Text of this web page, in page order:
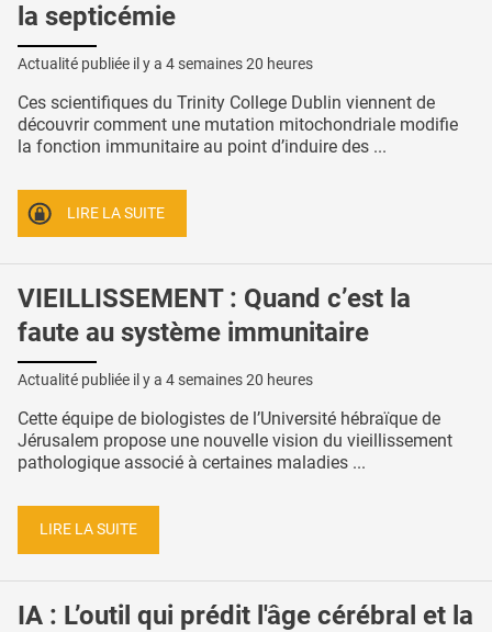
la septicémie
Actualité publiée il y a 4 semaines 20 heures
Ces scientifiques du Trinity College Dublin viennent de
découvrir comment une mutation mitochondriale modifie
la fonction immunitaire au point d’induire des ...
LIRE LA SUITE
VIEILLISSEMENT : Quand c’est la
faute au système immunitaire
Actualité publiée il y a 4 semaines 20 heures
Cette équipe de biologistes de l’Université hébraïque de
Jérusalem propose une nouvelle vision du vieillissement
pathologique associé à certaines maladies ...
LIRE LA SUITE
IA : L’outil qui prédit l'âge cérébral et la